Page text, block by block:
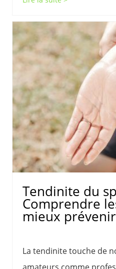
Tendinite du
Comprendre
mieux prévenir
La tendinite touche de